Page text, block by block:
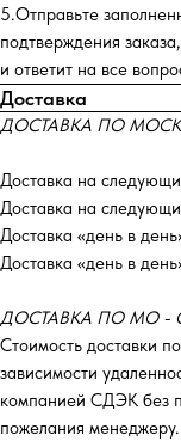
5.Отправьте
подтверждения
и ответит на все
Доставка
ДОСТАВКА ПО
Доставка на
Доставка на
Доставка «день в
Доставка «день в
ДОСТАВКА ПО МО -
Стоимость доставки
зависимости
компанией СДЭК без
пожелания менеджеру.